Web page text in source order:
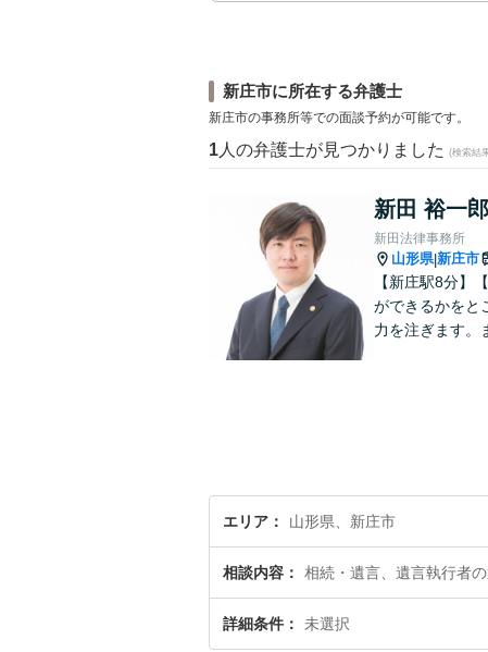
新庄市に所在する弁護士
新庄市の事務所等での面談予約が可能です。
1 人の弁護士が見つかりました (検索結
新田 裕一郎
新田法律事務所
山形県|新庄市
【新庄駅8分】
ができるかをと
力を注ぎます。
エリア 山形県、新庄市
相談内容 相続・遺言、遺言執行者
詳細条件 未選択